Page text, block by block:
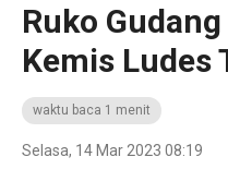
Ruko
Kemis Ludes
waktu baca 1 menit
Selasa, 14 Mar 2023 08:19